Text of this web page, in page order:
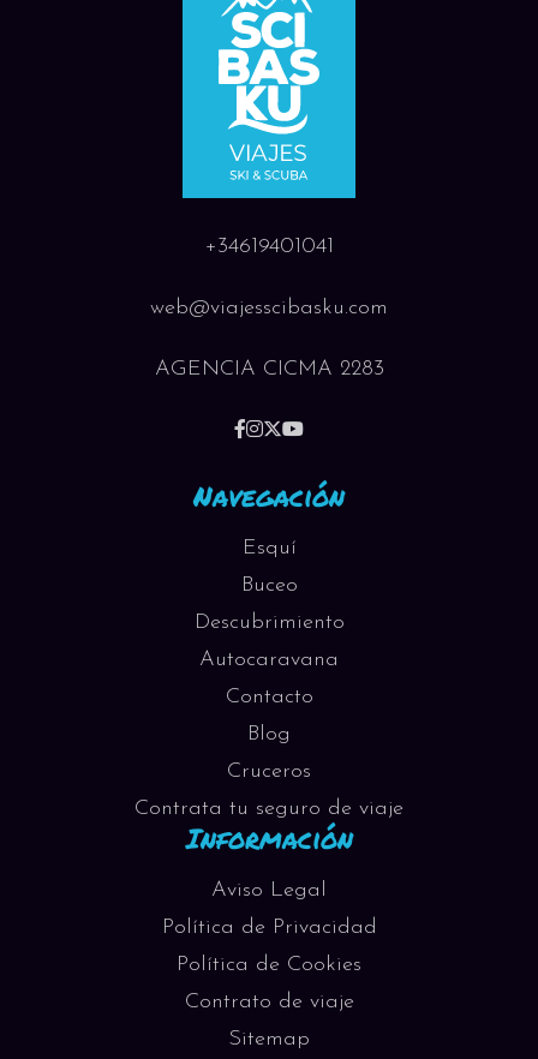
+34619401041
web@viajesscibasku.com
AGENCIA CICMA 2283
Navegación
Esquí
Buceo
Descubrimiento
Autocaravana
Contacto
Blog
Cruceros
Contrata tu seguro de viaje
Información
Aviso Legal
Política de Privacidad
Política de Cookies
Contrato de viaje
Sitemap